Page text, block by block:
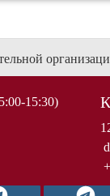
15:30)